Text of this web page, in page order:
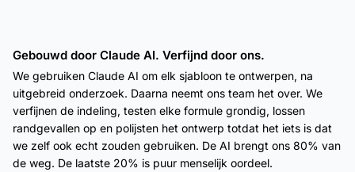
Gebouwd door Claude AI. Verfijnd door ons.
We gebruiken Claude AI om elk sjabloon te ontwerpen, na
uitgebreid onderzoek. Daarna neemt ons team het over. We
verfijnen de indeling, testen elke formule grondig, lossen
randgevallen op en polijsten het ontwerp totdat het iets is dat
we zelf ook echt zouden gebruiken. De AI brengt ons 80% van
de weg. De laatste 20% is puur menselijk oordeel.